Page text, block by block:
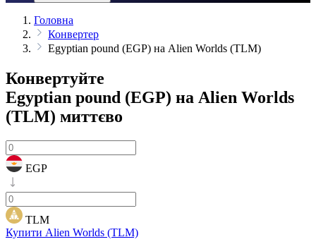
Головна
Конвертер
Egyptian pound (EGP) на Alien Worlds (TLM)
Конвертуйте
Egyptian pound (EGP) на Alien Worlds
(TLM) миттєво
EGP
TLM
Купити Alien Worlds (TLM)